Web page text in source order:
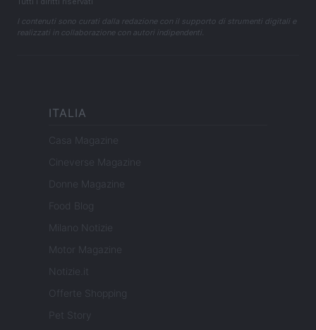
I contenuti sono curati dalla redazione con il supporto di strumenti digitali e
realizzati in collaborazione con autori indipendenti.
ITALIA
Casa Magazine
Cineverse Magazine
Donne Magazine
Food Blog
Milano Notizie
Motor Magazine
Notizie.it
Offerte Shopping
Pet Story